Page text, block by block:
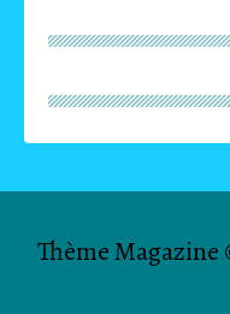
Thème